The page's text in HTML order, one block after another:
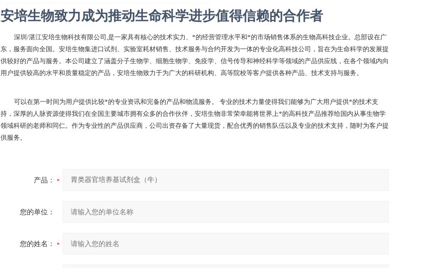
安培生物致力成为推动生命科学进步值得信赖的合作者
深圳 /湛江安培生物科技有限公司,是一家具有核心的技术实力、*的经营管理水平和*的市场销售体系的生物高科技企业。总部设在广
东，服务面向全国。安培生物集进口试剂、实验室耗材销售、技术服务与合约开发为一体的专业化高科技公司，旨在为生命科学的发展提
供较好的产品与服务。本公司建立了涵盖分子生物学、细胞生物学、免疫学、信号传导和神经科学等领域的产品供应线，在各个领域内向
用户提供较高的水平和质量稳定的产品，安培生物致力于为广大的科研机构、高等院校等客户提供各种产品、技术支持与服务。
可以在第一时间为用户提供比较*的专业资讯和完备的产品和物流服务。
专业的技术力量使得我们能够为广大用户提供*的技术支
持，深厚的人脉资源使得我们在全国主要城市拥有众多的合作伙伴，安培生物非常荣幸能将世界上*的高科技产品推荐给国内从事生物学
领域科研的老师和同仁。作为专业性的产品供应商，公司出资存备了大量现货，配合优秀的销售队伍以及专业的技术支持，随时为客户提
供服务。
产品：
您的单位：
您的姓名：